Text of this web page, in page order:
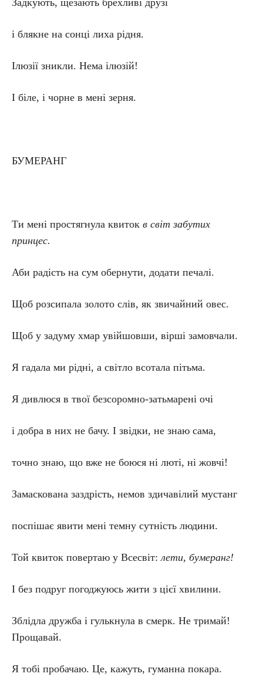
Задкують, щезають брехливі друзі
і блякне на сонці лиха рідня.
Ілюзії зникли. Нема ілюзій!
І біле, і чорне в мені зерня.
БУМЕРАНГ
Ти мені простягнула квиток в світ забутих
принцес.
Аби радість на сум обернути, додати печалі.
Щоб розсипала золото слів, як звичайний овес.
Щоб у задуму хмар увійшовши, вірші замовчали.
Я гадала ми рідні, а світло всотала пітьма.
Я дивлюся в твої безсоромно-затьмарені очі
і добра в них не бачу. І звідки, не знаю сама,
точно знаю, що вже не боюся ні люті, ні жовчі!
Замаскована заздрість, немов здичавілий мустанг
поспішає явити мені темну сутність людини.
Той квиток повертаю у Всесвіт:лети, бумеранг!
І без подруг погоджуюсь жити з цієї хвилини.
Зблідла дружба і гулькнула в смерк. Не тримай!
Прощавай.
Я тобі пробачаю. Це, кажуть, гуманна покара.